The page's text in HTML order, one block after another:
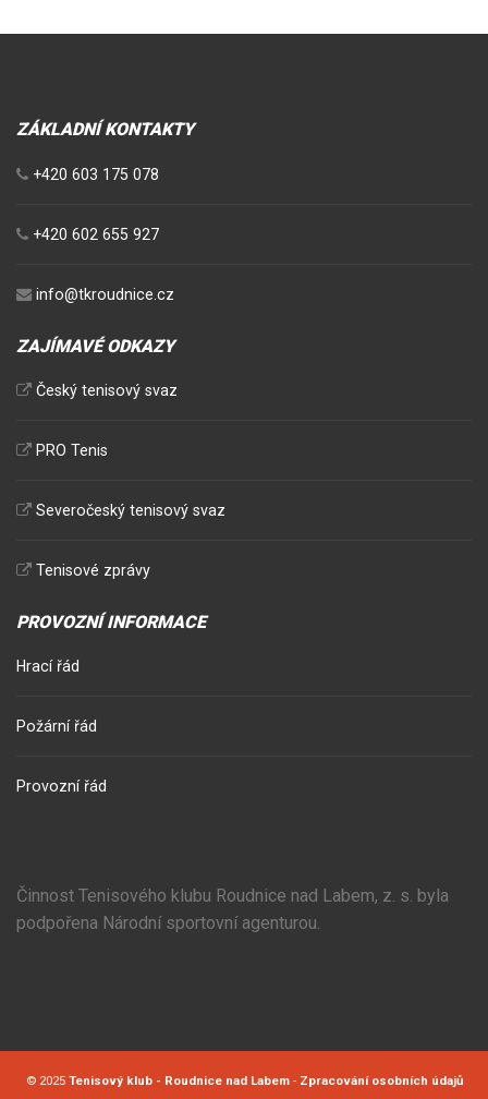
ZÁKLADNÍ KONTAKTY
+420 603 175 078
+420 602 655 927
info@tkroudnice.cz
ZAJÍMAVÉ ODKAZY
Český tenisový svaz
PRO Tenis
Severočeský tenisový svaz
Tenisové zprávy
PROVOZNÍ INFORMACE
Hrací řád
Požární řád
Provozní řád
Činnost Tenisového klubu Roudnice nad Labem, z. s. byla
podpořena Národní sportovní agenturou.
© 2025 Tenisový klub - Roudnice nad Labem- Zpracování osobních údajů